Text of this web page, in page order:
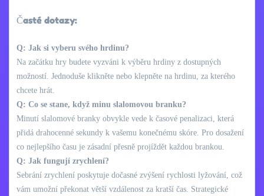
Časté dotazy:
Q: Jak si vyberu svého hrdinu?
Na začátku hry budete vyzváni k výběru hrdiny z dostupných
možností. Jednoduše klikněte nebo klepněte na hrdinu, za kterého
chcete hrát.
Q: Co se stane, když minu slalomovou branku?
Minutí slalomové branky obvykle vede k časové penalizaci, která
přidá drahocenné sekundy k vašemu konečnému skóre. Pro dosažení
co nejlepšího času je zásadní přesně projíždět každou brankou.
Q: Jak fungují zrychlení?
Sebrání zrychlení poskytuje dočasné zvýšení rychlosti lyžování, což
vám umožní překonat větší vzdálenost za kratší čas. Strategické